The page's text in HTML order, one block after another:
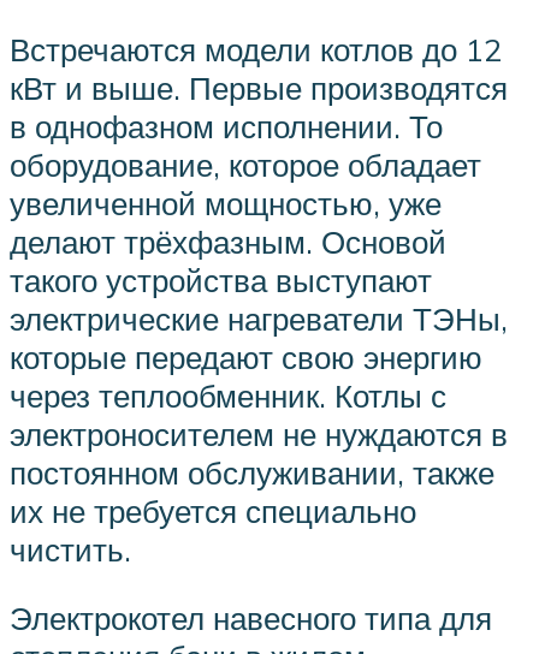
Встречаются модели котлов до 12
кВт и выше. Первые производятся
в однофазном исполнении. То
оборудование, которое обладает
увеличенной мощностью, уже
делают трёхфазным. Основой
такого устройства выступают
электрические нагреватели ТЭНы,
которые передают свою энергию
через теплообменник. Котлы с
электроносителем не нуждаются в
постоянном обслуживании, также
их не требуется специально
чистить.
Электрокотел навесного типа для